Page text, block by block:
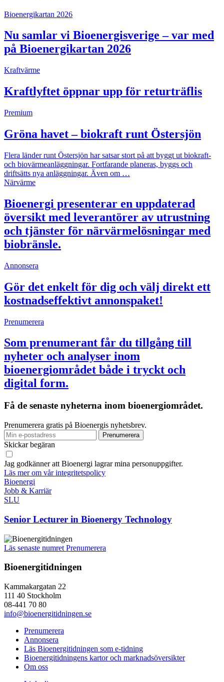
Bioenergikartan 2026
Nu samlar vi Bioenergisverige – var med
på Bioenergikartan 2026
Kraftvärme
Kraftlyftet öppnar upp för returträflis
Premium
Gröna havet – biokraft runt Östersjön
Flera länder runt Östersjön har satsar stort på att byggt ut biokraft-
och biovärmeanläggningar. Fortfarande planeras, byggs och
driftsätts nya anläggningar. Även om …
Närvärme
Bioenergi presenterar en uppdaterad
översikt med leverantörer av utrustning
och tjänster för närvärmelösningar med
biobränsle.
Annonsera
Gör det enkelt för dig och välj direkt ett
kostnadseffektivt annonspaket!
Prenumerera
Som prenumerant får du tillgång till
nyheter och analyser inom
bioenergiområdet både i tryckt och
digital form.
Få de senaste nyheterna inom bioenergiområdet.
Prenumerera gratis på Bioenergis nyhetsbrev.
Skickar begäran
Jag godkänner att Bioenergi lagrar mina personuppgifter.
Läs mer om vår integritetspolicy
Bioenergi
Jobb & Karriär
SLU
Senior Lecturer in Bioenergy Technology
Läs senaste numret Prenumerera
Bioenergitidningen
Kammakargatan 22
111 40 Stockholm
08-441 70 80
info@bioenergitidningen.se
Prenumerera
Annonsera
Läs Bioenergitidningen som e-tidning
Bioenergitidningens kartor och marknadsöversikter
Om oss